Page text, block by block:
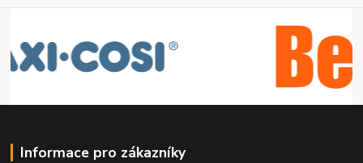
Informace pro zákazníky